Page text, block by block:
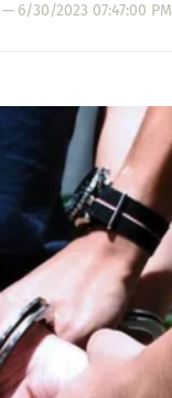
— 6/30/2023 07:47:00 PM